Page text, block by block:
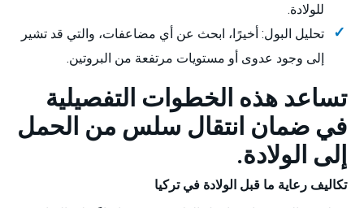
للولادة.
تحليل البول: أخيرًا، ابحث عن أي مضاعفات، والتي قد تشير
إلى وجود عدوى أو مستويات مرتفعة من البروتين.
تساعد هذه الخطوات التفصيلية
في ضمان انتقال سلس من الحمل
إلى الولادة.
تكاليف رعاية ما قبل الولادة في تركيا